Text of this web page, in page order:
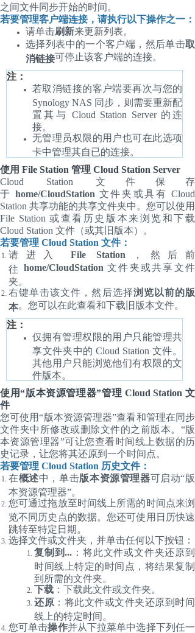
之间文件同步开始的时间。
若要管理客户端连接，请执行以下操作之一：
请单击刷新来更新列表。
选择列表中的一个客户端，然后单击取
消链接可停止该客户端的连接。
注：
若取消链接的客户端要再次与您的
Synology NAS 同步，则需要重新配
置其与 Cloud Station Server 的连
接。
无管理员权限的用户也可在此选项
卡中管理其自已的连接。
使用 File Station 管理 Cloud Station Server
Cloud Station 文件保存
于 home/CloudStation 文件夹或具有 Cloud
Station 共享功能的共享文件夹中。您可以使用
File Station 或查看历史版本来浏览和下载
Cloud Station 文件（或其旧版本）。
若要管理 Cloud Station 文件：
请进入
File Station ，然后前
往 home/CloudStation 文件夹或共享文件
夹。
右键单击该文件，然后选择浏览以前的版
本。您可以在此查看和下载旧版本文件。
注：
仅拥有管理权限的用户只能管理共
享文件夹中的 Cloud Station 文件。
其他用户只能浏览他们有权限的文
件版本。
使用“版本资源管理器”管理 Cloud Station 文
件
您可使用“版本资源管理器”查看和管理在同步
文件夹中所修改或删除文件的之前版本。“版
本资源管理器”可让您查看时间线上数据的历
史记录，让您将其还原到一个时间点。
若要管理 Cloud Station 历史文件：
在概述中，单击版本资源管理器可启动“版
本资源管理器”。
您可通过拖放至时间线上所需的时间点来浏
览不同历史点的数据。您还可使用日历快速
跳转至特定日期。
选择文件或文件夹，并单击任何以下按钮：
复制到... ：将此文件或文件夹还原到
时间线上特定的时间点，将结果复制
到所需的文件夹。
下载 ：下载此文件或文件夹。
还原 ：将此文件或文件夹还原到时间
线上的特定时间。
您可单击操作并从下拉菜单中选择下列任一